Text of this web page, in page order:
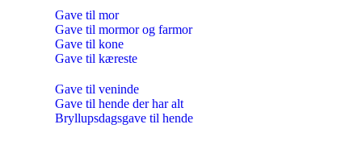
Gave til mor
Gave til mormor og farmor
Gave til kone
Gave til kæreste
Gave til veninde
Gave til hende der har alt
Bryllupsdagsgave til hende